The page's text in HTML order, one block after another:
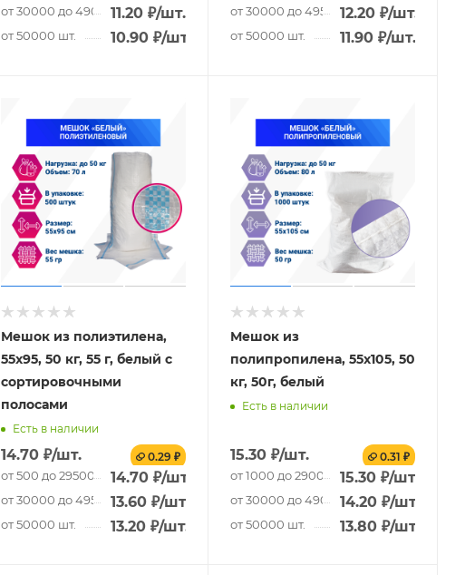
от 30000 до 49000 шт.
11.20 ₽/шт.
от 50000 шт. 10.90 ₽/шт.
от 30000 до 49500 шт.
12.20 ₽/шт.
от 50000 шт. 11.90 ₽/шт.
Мешок из полиэтилена,
55x95, 50 кг, 55 г, белый с
сортировочными
полосами
Есть в наличии
14.70 ₽/шт. 0.29 ₽
от 500 до 29500 шт.14.70 ₽/шт.
от 30000 до 49500 шт.
13.60 ₽/шт.
от 50000 шт. 13.20 ₽/шт.
Мешок из
полипропилена, 55x105, 50
кг, 50г, белый
Есть в наличии
15.30 ₽/шт. 0.31 ₽
от 1000 до 29000 шт.15.30 ₽/шт.
от 30000 до 49000 шт.
14.20 ₽/шт.
от 50000 шт. 13.80 ₽/шт.